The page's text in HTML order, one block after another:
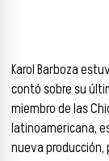
Karol Barboza
contó sobre su
miembro de las
latinoamericana,
nueva